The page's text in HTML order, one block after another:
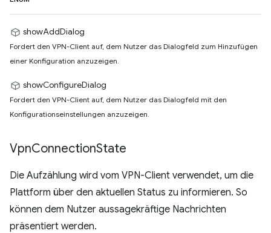
showAddDialog
Fordert den VPN-Client auf, dem Nutzer das Dialogfeld zum Hinzufügen
einer Konfiguration anzuzeigen.
showConfigureDialog
Fordert den VPN-Client auf, dem Nutzer das Dialogfeld mit den
Konfigurationseinstellungen anzuzeigen.
VpnConnectionState
Die Aufzählung wird vom VPN-Client verwendet, um die
Plattform über den aktuellen Status zu informieren. So
können dem Nutzer aussagekräftige Nachrichten
präsentiert werden.